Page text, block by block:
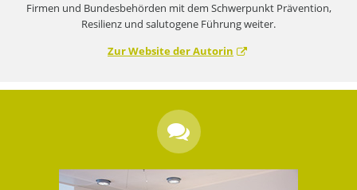
Firmen und Bundesbehörden mit dem Schwerpunkt Prävention,
Resilienz und salutogene Führung weiter.
Zur Website der Autorin